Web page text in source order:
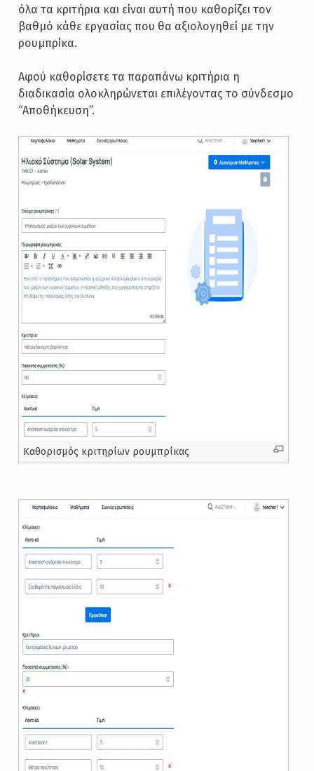
όλα τα κριτήρια και είναι αυτή που καθορίζει τον
βαθμό κάθε εργασίας που θα αξιολογηθεί με την
ρουμπρίκα.
Αφού καθορίσετε τα παραπάνω κριτήρια η
διαδικασία ολοκληρώνεται επιλέγοντας το σύνδεσμο
“Αποθήκευση”.
Καθορισμός κριτηρίων ρουμπρίκας